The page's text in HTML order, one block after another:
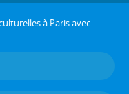
à Paris avec